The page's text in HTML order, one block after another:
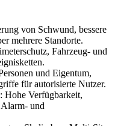
von Schwund, bessere
mehrere Standorte.
Fahrzeug- und
und Eigentum,
für autorisierte Nutzer.
Hohe Verfügbarkeit,
und